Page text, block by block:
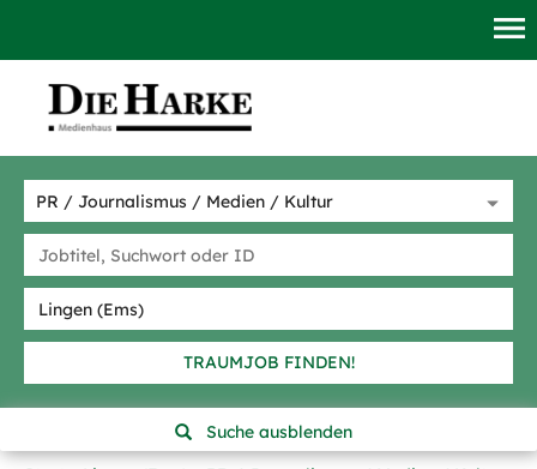
TRAUMJOB FINDEN!
Suche ausblenden